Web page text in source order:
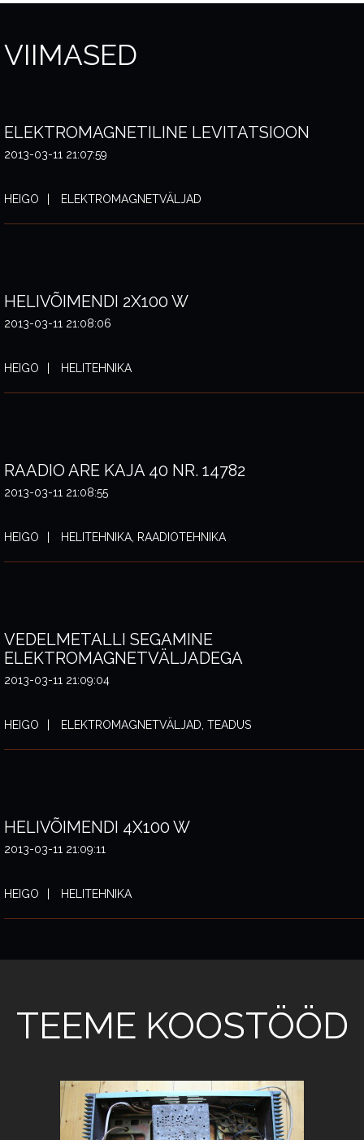
VIIMASED
ELEKTROMAGNETILINE LEVITATSIOON
2013-03-11 21:07:59
HEIGO ELEKTROMAGNETVÄLJAD
HELIVÕIMENDI 2X100 W
2013-03-11 21:08:06
HEIGO HELITEHNIKA
RAADIO ARE KAJA 40 NR. 14782
2013-03-11 21:08:55
HEIGO HELITEHNIKA, RAADIOTEHNIKA
VEDELMETALLI SEGAMINE
ELEKTROMAGNETVÄLJADEGA
2013-03-11 21:09:04
HEIGO ELEKTROMAGNETVÄLJAD, TEADUS
HELIVÕIMENDI 4X100 W
2013-03-11 21:09:11
HEIGO HELITEHNIKA
TEEME KOOSTÖÖD